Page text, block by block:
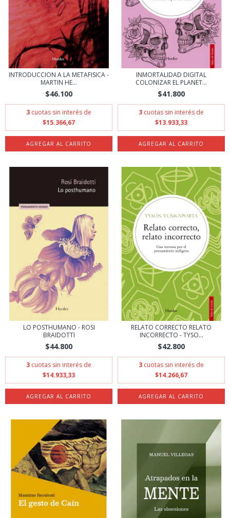
INTRODUCCION A LA METAFISICA -
MARTIN HE...
$46.100
3 cuotas sin interés de
$15.366,67
INMORTALIDAD DIGITAL
COLONIZAR EL PLANET...
$41.800
3 cuotas sin interés de
$13.933,33
LO POSTHUMANO - ROSI
BRAIDOTTI
$44.800
3 cuotas sin interés de
$14.933,33
RELATO CORRECTO RELATO
INCORRECTO - TYSO...
$42.800
3 cuotas sin interés de
$14.266,67